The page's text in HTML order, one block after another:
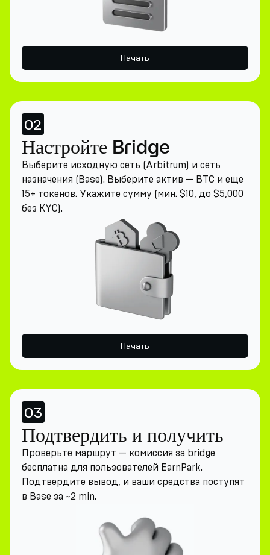
Начать
02
Настройте Bridge
Выберите исходную сеть (Arbitrum) и сеть
назначения (Base). Выберите актив — BTC и еще
15+ токенов. Укажите сумму (мин. $10, до $5,000
без KYC).
Начать
03
Подтвердить и получить
Проверьте маршрут — комиссия за bridge
бесплатна для пользователей EarnPark.
Подтвердите вывод, и ваши средства поступят
в Base за ~2 min.